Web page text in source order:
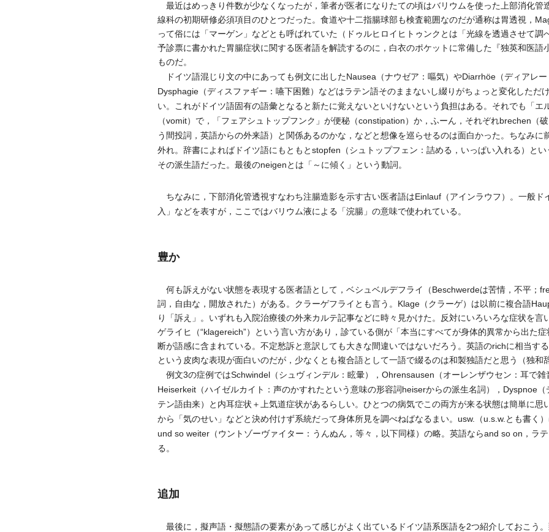
最近はめっきり件数が少なくなったが，筆者が医者になりたての頃はバリウムを使った上部消化管
線科の初期研修必須項目のひとつだった。食道や十二指腸球部も検査範囲なのだが通称は胃透視，
って俗には「マーゲン」などとも呼ばれていた（ドゥルヒロイヒトゥンクとは「光線を透過させて調
予診票に書かれた胃腸症状に関する医者語を解読するのに，白衣のポケットに常備した『独英和医語
ものだ。
ドイツ語混じり文の中にあっても例文に出したNausea（ナウゼア：嘔気）やDiarrhöe（ディアレ
Dysphagie（ディスファギー：嚥下困難）などはラテン語そのままないし綴りがちょっと変化しただ
い。これがドイツ語固有の語彙となると新たに覚えないといけないという負担はある。それでも「エ
（vomit）で，「フェアシュトップフンク」が便秘（constipation）か，ふーん，それぞれbrechen
う間投詞，英語からの外来語）と関係あるのかな，などと想像を巡らせるのは面白かった。ちなみに
外れ。辞書によればドイツ語にもともとstopfen（シュトップフェン：詰める，いっぱい入れる）と
その派生語だった。最後のneigenとは「～に傾く」という動詞。
ちなみに，下部消化管透視すなわち注腸造影を示す古い医者語はEinlauf（アインラウフ）。一般ド
入」などを表すが，ここではバリウム液による「浣腸」の意味で使われている。
豊か
何も訴えがない状態を表現する医者語として，ベシュベルデフライ（Beschwerdeは苦情，不平；
詞，自由な，開放された）がある。クラーゲフライとも言う。Klage（クラーゲ）は以前に複合語
り「訴え」。いずれも入院治療後の外来カルテ記事などに時々見かけた。反対にいろいろな症状を言
ゲライヒ（“klagereich”）という言い方があり，診ている側が「本当にすべてが身体的異常から出た
断が語感に含まれている。不定愁訴と意訳しても大きな間違いではないだろう。英語のrichに相当す
という皮肉な表現が面白いのだが，少なくとも複合語として一語で綴るのは和製独語だと思う（独和
例文3の症例ではSchwindel（シュヴィンデル：眩暈），Ohrensausen（オーレンザウセン：耳で雑
Heiserkeit（ハイゼルカイト：声のかすれたという意味の形容詞heiserからの派生名詞），Dyspnoe
テン語由来）と内耳症状＋上気道症状があるらしい。ひとつの病気でこの両方が来る状態は簡単に思
から「気のせい」などと決め付けず系統だって身体所見を調べねばなるまい。usw.（u.s.w.とも書く
und so weiter（ウントゾーヴァイター：うんぬん，等々，以下同様）の略。英語ならand so on，ラ
る。
追加
最後に，擬声語・擬態語の要素があって感じがよく出ているドイツ語系医語を2つ紹介しておこう